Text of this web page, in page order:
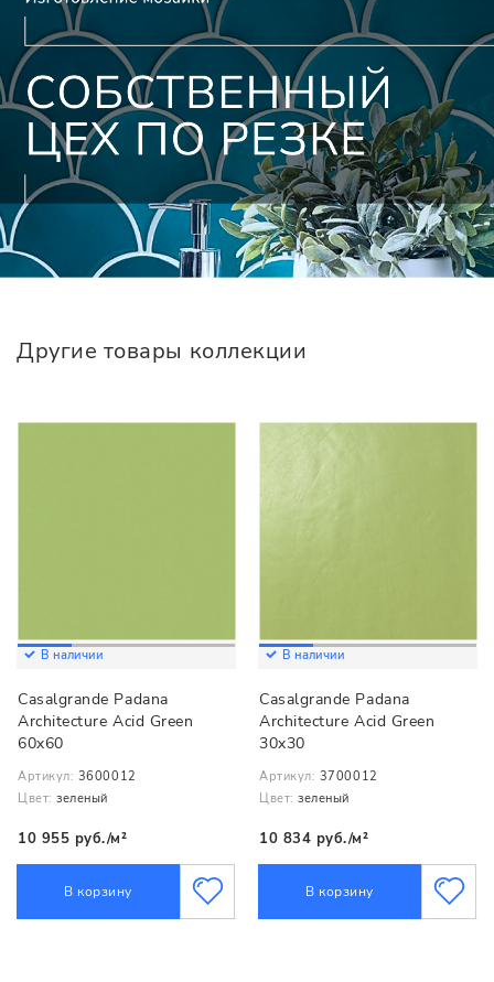
Другие товары коллекции
В наличии
Casalgrande Padana
Architecture Acid Green
60x60
Артикул: 3600012
Цвет: зеленый
10 955 руб./м²
В корзину
В наличии
Casalgrande Padana
Architecture Acid Green
30x30
Артикул: 3700012
Цвет: зеленый
10 834 руб./м²
В корзину